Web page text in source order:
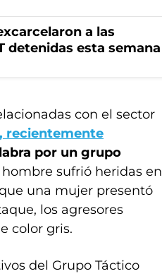
a las
detenidas esta semana
con el sector
recientemente
por un grupo
hombre sufrió heridas en
una mujer presentó
los agresores
color gris.
del Grupo Táctico